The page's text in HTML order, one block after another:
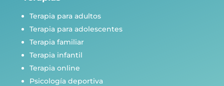
Terapia para adultos
Terapia para adolescentes
Terapia familiar
Terapia infantil
Terapia online
Psicología deportiva